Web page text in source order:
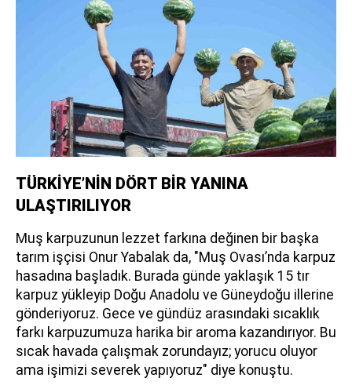
TÜRKİYE’NİN DÖRT BİR YANINA
ULAŞTIRILIYOR
Muş karpuzunun lezzet farkına değinen bir başka
tarım işçisi Onur Yabalak da, "Muş Ovası’nda karpuz
hasadına başladık. Burada günde yaklaşık 15 tır
karpuz yükleyip Doğu Anadolu ve Güneydoğu illerine
gönderiyoruz. Gece ve gündüz arasındaki sıcaklık
farkı karpuzumuza harika bir aroma kazandırıyor. Bu
sıcak havada çalışmak zorundayız; yorucu oluyor
ama işimizi severek yapıyoruz" diye konuştu.